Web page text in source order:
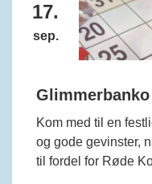
17.
sep.
Glimmerbanko
Kom med til en
og gode gevinster,
til fordel for Røde